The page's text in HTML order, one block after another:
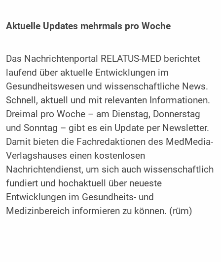
Aktuelle Updates mehrmals pro Woche
Das Nachrichtenportal RELATUS-MED berichtet
laufend über aktuelle Entwicklungen im
Gesundheitswesen und wissenschaftliche News.
Schnell, aktuell und mit relevanten Informationen.
Dreimal pro Woche – am Dienstag, Donnerstag
und Sonntag – gibt es ein Update per Newsletter.
Damit bieten die Fachredaktionen des MedMedia-
Verlagshauses einen kostenlosen
Nachrichtendienst, um sich auch wissenschaftlich
fundiert und hochaktuell über neueste
Entwicklungen im Gesundheits- und
Medizinbereich informieren zu können. (rüm)